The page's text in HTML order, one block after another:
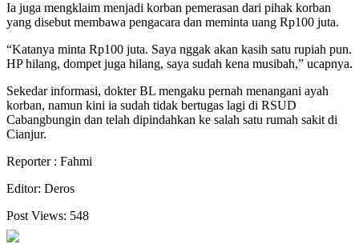
Ia juga mengklaim menjadi korban pemerasan dari pihak korban
yang disebut membawa pengacara dan meminta uang Rp100 juta.
“Katanya minta Rp100 juta. Saya nggak akan kasih satu rupiah pun.
HP hilang, dompet juga hilang, saya sudah kena musibah,” ucapnya.
Sekedar informasi, dokter BL mengaku pernah menangani ayah
korban, namun kini ia sudah tidak bertugas lagi di RSUD
Cabangbungin dan telah dipindahkan ke salah satu rumah sakit di
Cianjur.
Reporter : Fahmi
Editor: Deros
Post Views: 548